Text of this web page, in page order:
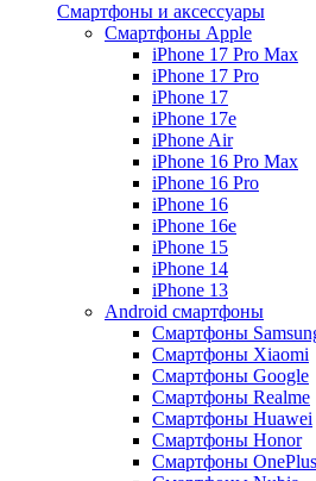
Смартфоны и аксессуары
Смартфоны Apple
iPhone 17 Pro Max
iPhone 17 Pro
iPhone 17
iPhone 17e
iPhone Air
iPhone 16 Pro Max
iPhone 16 Pro
iPhone 16
iPhone 16e
iPhone 15
iPhone 14
iPhone 13
Android cмартфоны
Смартфоны
Смартфоны Xiaomi
Смартфоны Google
Смартфоны Realme
Смартфоны Huawei
Смартфоны Honor
Смартфоны OnePlus